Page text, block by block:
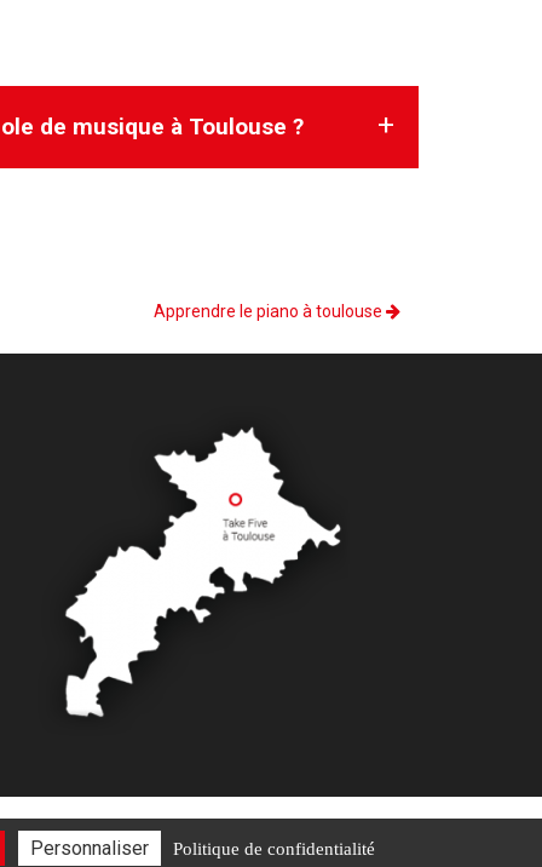
de musique à Toulouse ?
Apprendre le piano à toulouse
2026Personnaliser Politique de confidentialité